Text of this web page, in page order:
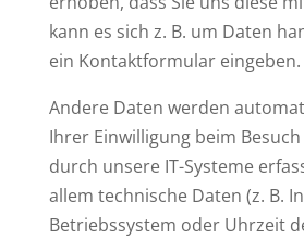
kann es sich z. B. um Daten
ein Kontaktformular eingeben.
Andere Daten werden
Ihrer Einwilligung beim
durch unsere IT-Systeme
allem technische Daten (z. B.
Betriebssystem oder Uhrzeit